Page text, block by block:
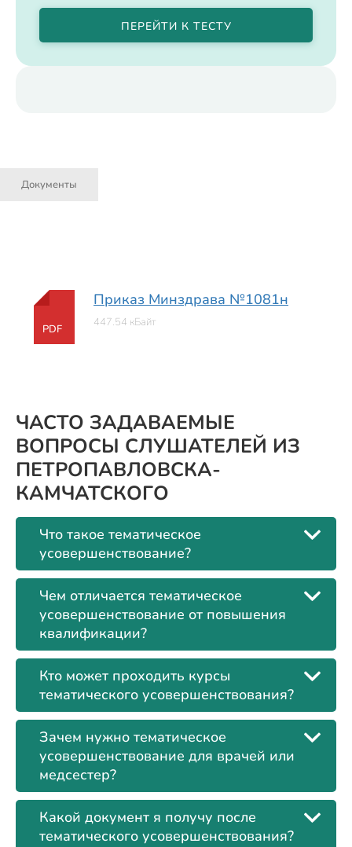
ПЕРЕЙТИ К ТЕСТУ
Документы
PDF
Приказ Минздрава №1081н
447.54 кБайт
ЧАСТО ЗАДАВАЕМЫЕ
ВОПРОСЫ СЛУШАТЕЛЕЙ ИЗ
ПЕТРОПАВЛОВСКА-
КАМЧАТСКОГО
Что такое тематическое
усовершенствование?
Чем отличается тематическое
усовершенствование от повышения
квалификации?
Кто может проходить курсы
тематического усовершенствования?
Зачем нужно тематическое
усовершенствование для врачей или
медсестер?
Какой документ я получу после
тематического усовершенствования?